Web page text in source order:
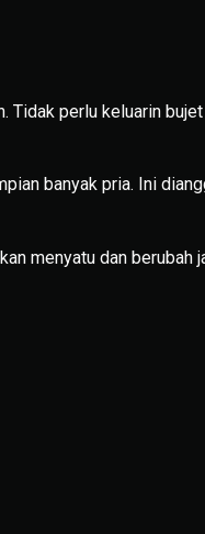
Tidak perlu keluarin
banyak pria. Ini
menyatu dan berubah